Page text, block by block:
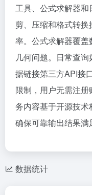
工具、公式求解器
剪、压缩和格式转
率。公式求解器覆
几何问题。日常查
据链接第三方API接
限制，用户无需注
务内容基于开源技
确保可靠输出结果满
数据统计